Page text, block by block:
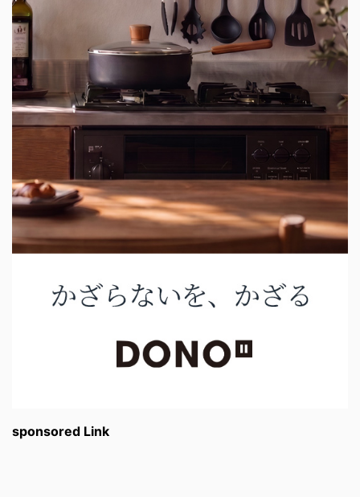
sponsored Link